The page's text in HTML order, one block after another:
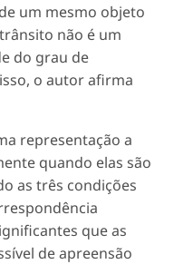
um mesmo objeto
não é um
do grau de
o autor afirma
representação a
quando elas são
as três condições
que as
de apreensão